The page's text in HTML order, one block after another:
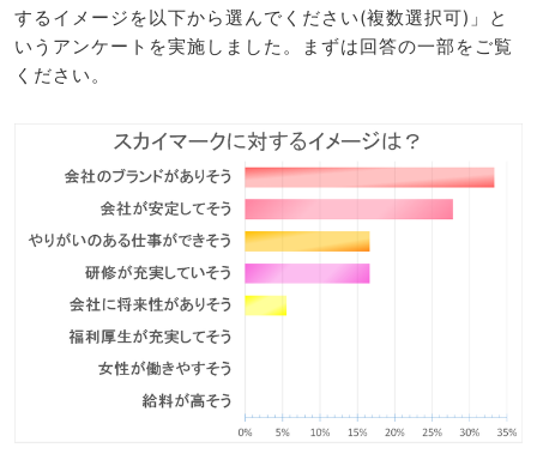
するイメージを以下から選んでください(複数選択可)」と
いうアンケートを実施しました。まずは回答の一部をご覧
ください。